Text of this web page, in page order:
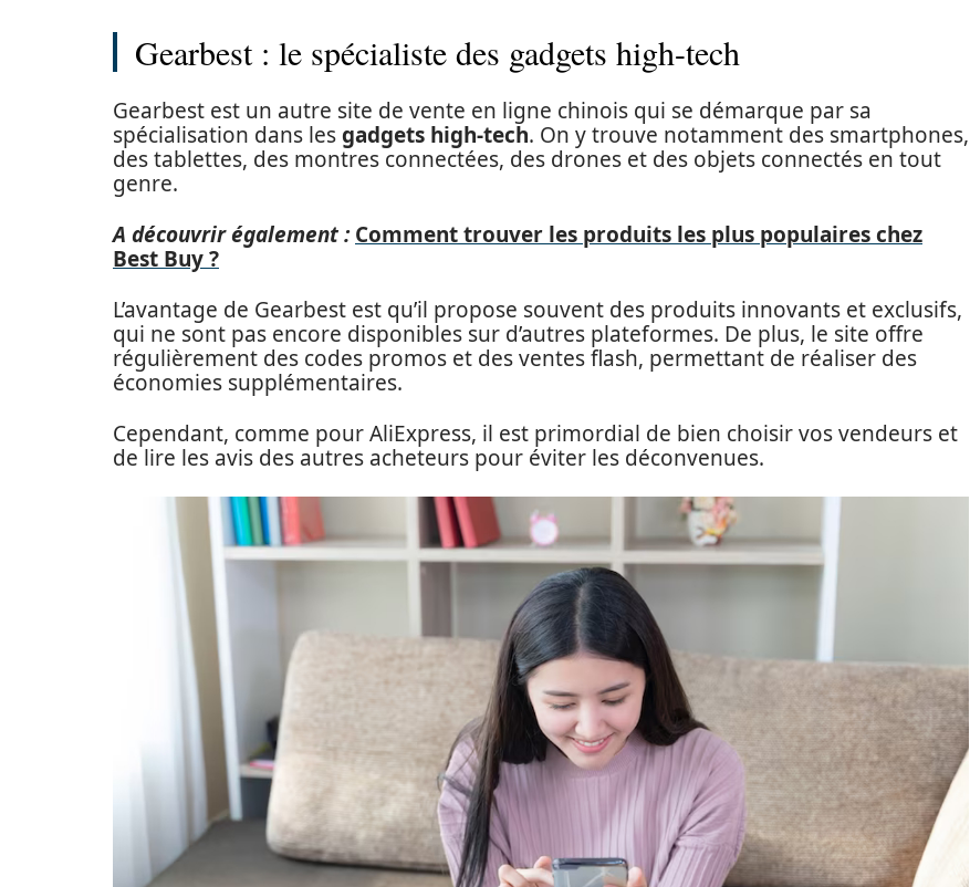
Gearbest : le spécialiste des gadgets high-tech
Gearbest est un autre site de vente en ligne chinois qui se démarque par sa
spécialisation dans lesgadgets high-tech. On y trouve notamment des smartphones,
des tablettes, des montres connectées, des drones et des objets connectés en tout
genre.
A découvrir également : Comment trouver les produits les plus populaires chez
Best Buy ?
L’avantage de Gearbest est qu’il propose souvent des produits innovants et exclusifs,
qui ne sont pas encore disponibles sur d’autres plateformes. De plus, le site offre
régulièrement des codes promos et des ventes flash, permettant de réaliser des
économies supplémentaires.
Cependant, comme pour AliExpress, il est primordial de bien choisir vos vendeurs et
de lire les avis des autres acheteurs pour éviter les déconvenues.